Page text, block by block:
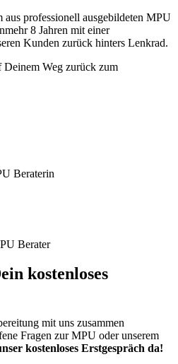
aus professionell ausgebildeten MPU
8 Jahren mit einer
Kunden zurück hinters Lenkrad.
Weg zurück zum
Beraterin
Berater
kostenloses
mit uns zusammen
Fragen zur MPU oder unserem
kostenloses Erstgespräch da!